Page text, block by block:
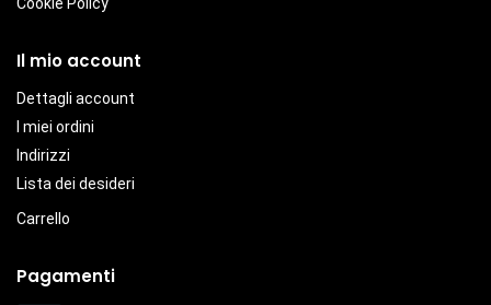
Cookie Policy
Il mio account
Dettagli account
I miei ordini
Indirizzi
Lista dei desideri
Carrello
Pagamenti